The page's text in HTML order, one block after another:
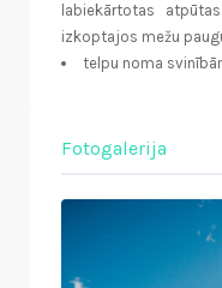
labiekārtotas
izkoptajos mežu
telpu noma
Fotogalerija